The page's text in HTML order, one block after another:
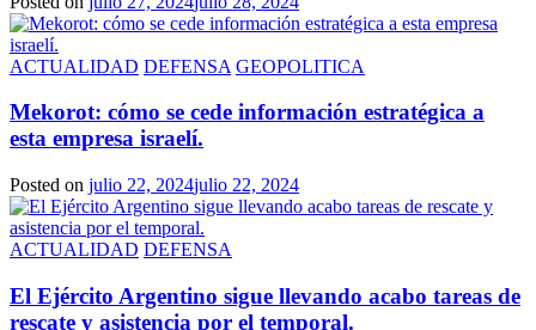
ACTUALIDAD DEFENSA GEOPOLITICA
Mekorot: cómo se cede información estratégica a
esta empresa israelí.
Posted on julio 22, 2024julio 22, 2024
ACTUALIDAD DEFENSA
El Ejército Argentino sigue llevando acabo tareas de
rescate y asistencia por el temporal.